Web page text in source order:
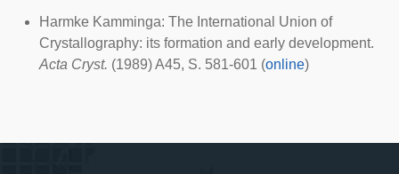
Harmke Kamminga: The International Union of
Crystallography: its formation and early development.
Acta Cryst. (1989) A45, S. 581-601 (online)